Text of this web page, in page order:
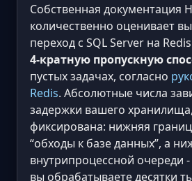
Собственная документация
количественно оценивает
переход с SQL Server на
4-кратную пропускную
пустых задачах, согласно
Redis. Абсолютные числа
задержки вашего
фиксирована: нижняя
“обходы к базе данных”, а
внутрипроцессной очереди -
вы обрабатываете десятки